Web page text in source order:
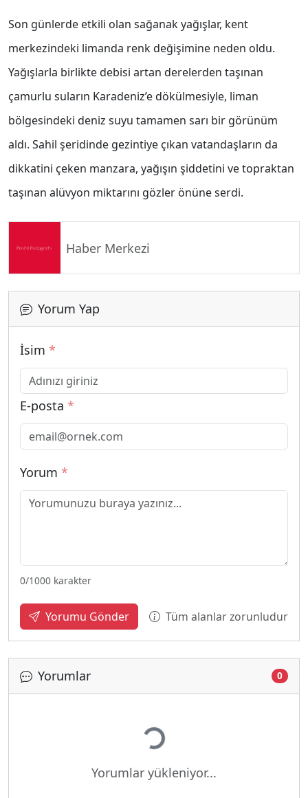
Son günlerde etkili olan sağanak yağışlar, kent
merkezindeki limanda renk değişimine neden oldu.
Yağışlarla birlikte debisi artan derelerden taşınan
çamurlu suların Karadeniz’e dökülmesiyle, liman
bölgesindeki deniz suyu tamamen sarı bir görünüm
aldı. Sahil şeridinde gezintiye çıkan vatandaşların da
dikkatini çeken manzara, yağışın şiddetini ve topraktan
taşınan alüvyon miktarını gözler önüne serdi.
Haber Merkezi
Yorum Yap
İsim *
E-posta *
Yorum *
0/1000 karakter
Yorumu Gönder Tüm alanlar zorunludur
Yorumlar 0
Yükleniyor...
Yorumlar yükleniyor...